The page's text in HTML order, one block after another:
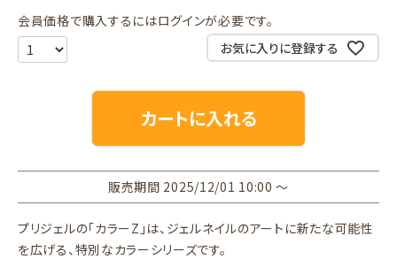
会員価格で購入するにはログインが必要です。
お気に入りに登録する
カートに入れる
販売期間 2025/12/01 10:00〜
プリジェルの「カラーZ」は、ジェルネイルのアートに新たな可能性
を広げる、特別なカラーシリーズです。